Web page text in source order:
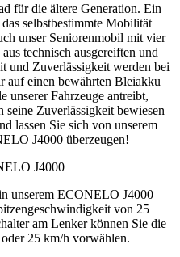
für die ältere Generation. Ein
selbstbestimmte Mobilität
unser Seniorenmobil mit vier
technisch ausgereiften und
und Zuverlässigkeit werden bei
auf einen bewährten Bleiakku
unserer Fahrzeuge antreibt,
seine Zuverlässigkeit bewiesen
lassen Sie sich von unserem
J4000 überzeugen!
J4000
unserem ECONELO J4000
von 25
am Lenker können Sie die
25 km/h vorwählen.